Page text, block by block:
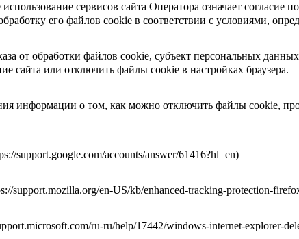
сервисов сайта Оператора означает согласие
его файлов cookie в соответствии с условиями,
от обработки файлов cookie, субъект персональных
сайта или отключить файлы cookie в настройках браузера.
информации о том, как можно отключить файлы cookie,
support.google.com/accounts/answer/61416?hl=en)
support.mozilla.org/en-US/kb/enhanced-tracking-protection-
ru-ru/help/17442/windows-internet-explorer-